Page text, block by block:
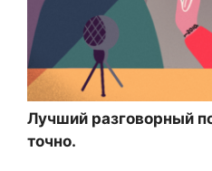
Лучший разговорный
точно.